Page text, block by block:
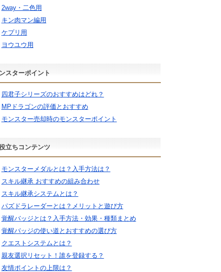
2way・二色用
キン肉マン編用
ケプリ用
ヨウユウ用
スターポイント
四君子シリーズのおすすめはどれ？
MPドラゴンの評価とおすすめ
モンスター売却時のモンスターポイント
立ちコンテンツ
モンスターメダルとは？入手方法は？
スキル継承 おすすめの組み合わせ
スキル継承システムとは？
パズドラレーダーとは？メリットと遊び方
覚醒バッジとは？入手方法・効果・種類まとめ
覚醒バッジの使い道とおすすめの選び方
クエストシステムとは？
親友選択リセット！誰を登録する？
友情ポイントの上限は？